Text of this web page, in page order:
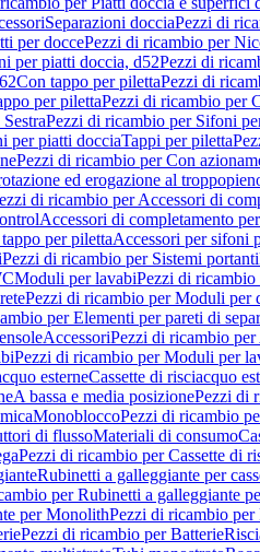
Separazioni docciaPezzi di
per doccePezzi di ricambio per
per piatti doccia, d52Pezzi di
Con tappo per pilettaPezzi di
per pilettaPezzi di ricambio per
Pezzi di ricambio per Sifoni
per piatti docciaTappi per piletta
Pezzi di ricambio per Con
ed erogazione al
di ricambio per Accessori di
Accessori di completamento
per pilettaAccessori per sifoni
Pezzi di ricambio per Sistemi portanti
Moduli per lavabiPezzi di
Pezzi di ricambio per Moduli per
per Elementi per pareti di
AccessoriPezzi di ricambio per
Pezzi di ricambio per Moduli per
esterneCassette di risciacquo
A bassa e media posizionePezzi di
MonobloccoPezzi di ricambio
di flussoMateriali di consumo
Pezzi di ricambio per Cassette di
Rubinetti a galleggiante per
per Rubinetti a galleggiante
per MonolithPezzi di ricambio
Pezzi di ricambio per Batterie